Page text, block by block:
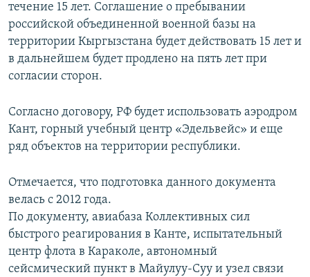
течение 15 лет. Соглашение о пребывании
российской объединенной военной базы на
территории Кыргызстана будет действовать 15 лет и
в дальнейшем будет продлено на пять лет при
согласии сторон.
Согласно договору, РФ будет использовать аэродром
Кант, горный учебный центр «Эдельвейс» и еще
ряд объектов на территории республики.
Отмечается, что подготовка данного документа
велась с 2012 года.
По документу, авиабаза Коллективных сил
быстрого реагирования в Канте, испытательный
центр флота в Караколе, автономный
сейсмический пункт в Майулуу-Суу и узел связи